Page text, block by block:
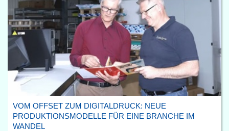
VOM OFFSET ZUM DIGITALDRUCK: NEUE
PRODUKTIONSMODELLE FÜR EINE BRANCHE IM
WANDEL